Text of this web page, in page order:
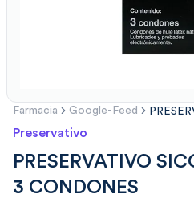
Farmacia Google-Feed
Preservativo
PRESERVATIVO
3 CONDONES